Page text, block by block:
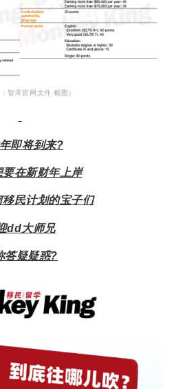
：智库官网文件 截图）
即将到来?
要在新财年上岸
移民计划的宝子们
dd大师兄
答疑疑惑?